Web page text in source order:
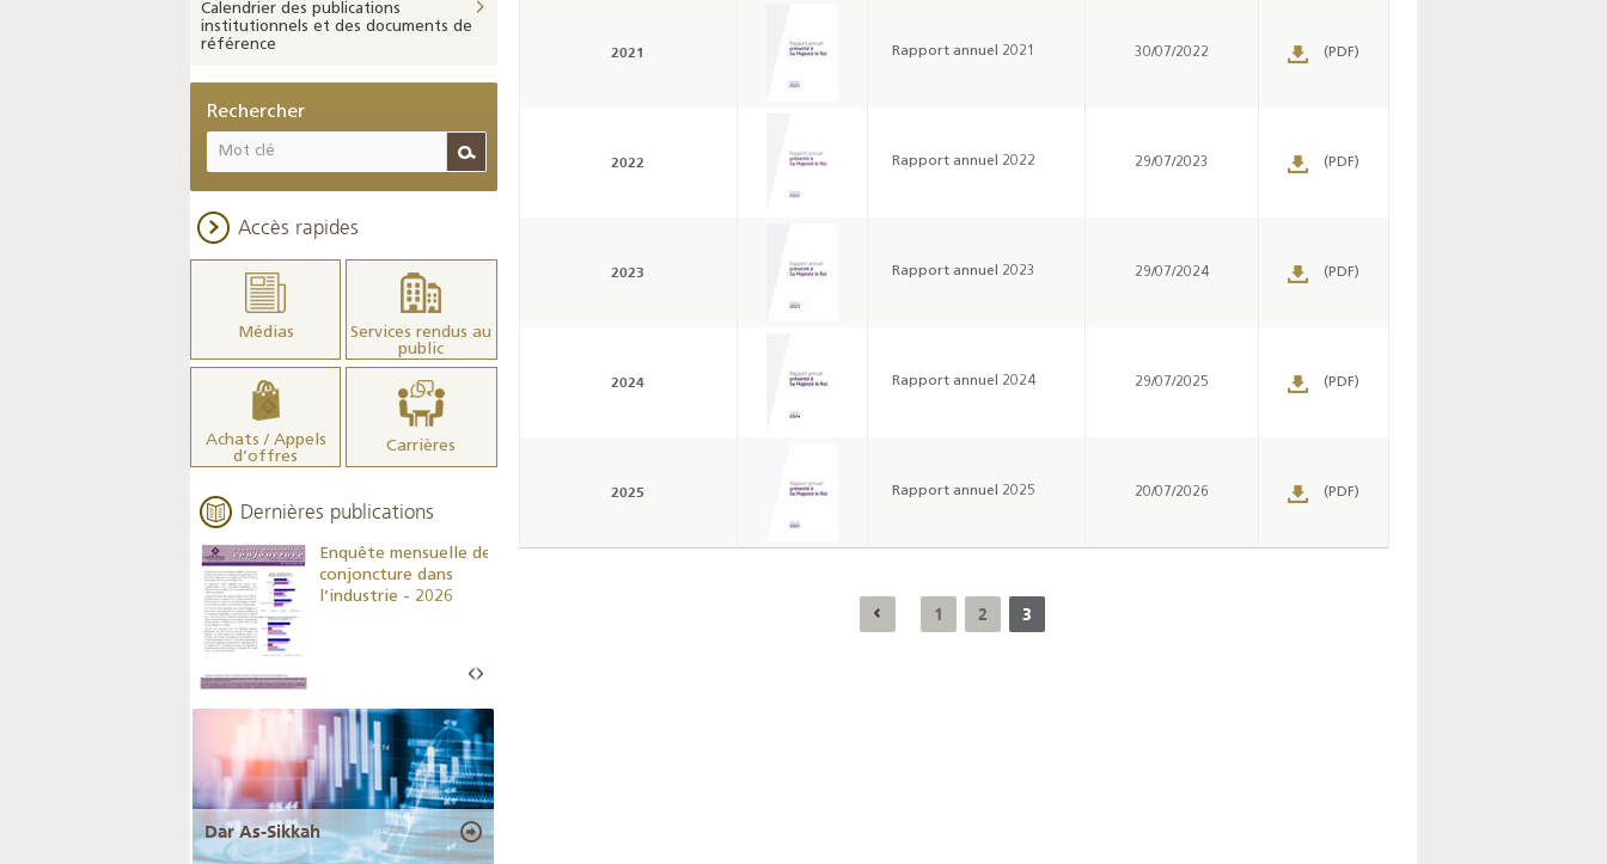
2021 Rapport annuel 2021 30/07/2022 (PDF)
2022 Rapport annuel 2022 29/07/2023 (PDF)
2023 Rapport annuel 2023 29/07/2024 (PDF)
2024 Rapport annuel 2024 29/07/2025 (PDF)
2025 Rapport annuel 2025 20/07/2026 (PDF)
1 2 3
Calendrier des publications
institutionnels et des documents de
référence
Rechercher
Accès rapides
Médias
Services rendus au
public
Achats / Appels
d’offres
Carrières
Dernières publications
Enquête mensuelle de
conjoncture dans
l’industrie - 2026
Résultats trimestriels
Indicateurs clés des
monétaires - 2026
Enquête mensuelle de
Dar As-Sikkah